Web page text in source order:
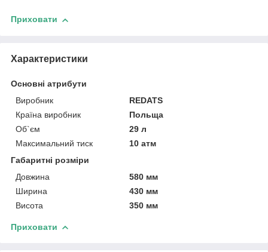
Приховати
Характеристики
Основні атрибути
Виробник
REDATS
Країна виробник
Польща
Об`єм
29 л
Максимальний тиск
10 атм
Габаритні розміри
Довжина
580 мм
Ширина
430 мм
Висота
350 мм
Приховати